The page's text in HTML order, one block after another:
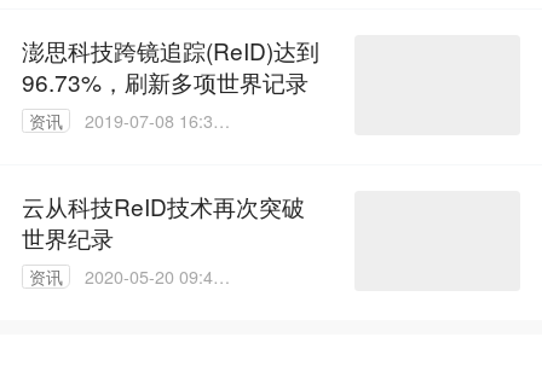
澎思科技跨镜追踪(ReID)达到
96.73%，刷新多项世界记录
资讯
2019-07-08 16:32:
云从科技ReID技术再次突破
世界纪录
资讯
2020-05-20 09:48: